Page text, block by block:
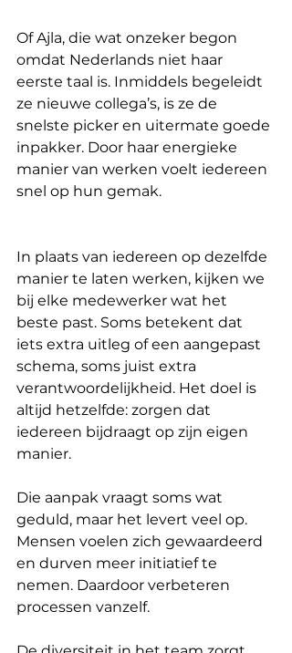
Of Ajla, die wat onzeker begon
omdat Nederlands niet haar
eerste taal is. Inmiddels begeleidt
ze nieuwe collega’s, is ze de
snelste picker en uitermate goede
inpakker. Door haar energieke
manier van werken voelt iedereen
snel op hun gemak.
In plaats van iedereen op dezelfde
manier te laten werken, kijken we
bij elke medewerker wat het
beste past. Soms betekent dat
iets extra uitleg of een aangepast
schema, soms juist extra
verantwoordelijkheid. Het doel is
altijd hetzelfde: zorgen dat
iedereen bijdraagt op zijn eigen
manier.
Die aanpak vraagt soms wat
geduld, maar het levert veel op.
Mensen voelen zich gewaardeerd
en durven meer initiatief te
nemen. Daardoor verbeteren
processen vanzelf.